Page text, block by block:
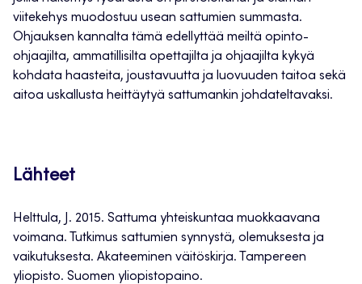
viitekehys muodostuu usean sattumien summasta.
Ohjauksen kannalta tämä edellyttää meiltä opinto-
ohjaajilta, ammatillisilta opettajilta ja ohjaajilta kykyä
kohdata haasteita, joustavuutta ja luovuuden taitoa sekä
aitoa uskallusta heittäytyä sattumankin johdateltavaksi.
Lähteet
Helttula, J. 2015. Sattuma yhteiskuntaa muokkaavana
voimana. Tutkimus sattumien synnystä, olemuksesta ja
vaikutuksesta. Akateeminen väitöskirja. Tampereen
yliopisto. Suomen yliopistopaino.